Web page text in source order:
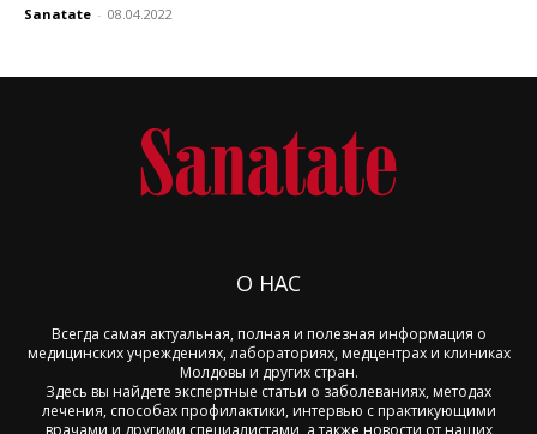
Sanatate - 08.04.2022
О НАС
Всегда самая актуальная, полная и полезная информация о
медицинских учреждениях, лабораториях, медцентрах и клиниках
Молдовы и других стран.
Здесь вы найдете экспертные статьи о заболеваниях, методах
лечения, способах профилактики, интервью с практикующими
врачами и другими специалистами, а также новости от наших